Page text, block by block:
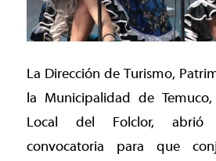
La Dirección de Turismo,
la Municipalidad de
Local del Folclor, abrió
convocatoria para que